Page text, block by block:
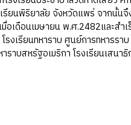
ยนพิริยาลัย จังหวัดแพร่ จากนั้น
อเดือนเมษายน พ.ศ.2482และส
รงเรียนทหาราบ ศูนย์การทหารร
าบสหรัฐอเมริกา โรงเรียนเสน